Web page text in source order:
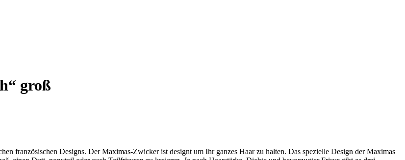
groß
französischen Designs. Der Maximas-Zwicker ist designt um Ihr ganzes Haar zu halten. Das spezielle Design der Maximas